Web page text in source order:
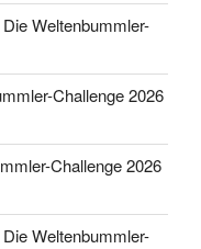
Weltenbummler-
Challenge 2026
Challenge 2026
Weltenbummler-